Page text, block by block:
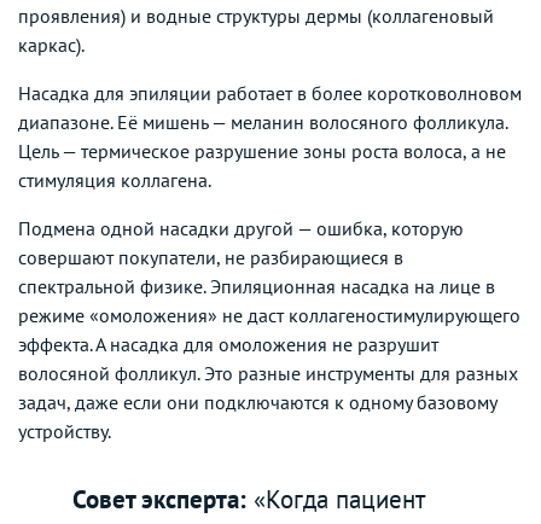
проявления) и водные структуры дермы (коллагеновый
каркас).
Насадка для эпиляции работает в более коротковолновом
диапазоне. Её мишень — меланин волосяного фолликула.
Цель — термическое разрушение зоны роста волоса, а не
стимуляция коллагена.
Подмена одной насадки другой — ошибка, которую
совершают покупатели, не разбирающиеся в
спектральной физике. Эпиляционная насадка на лице в
режиме «омоложения» не даст коллагеностимулирующего
эффекта. А насадка для омоложения не разрушит
волосяной фолликул. Это разные инструменты для разных
задач, даже если они подключаются к одному базовому
устройству.
Совет эксперта: «Когда пациент